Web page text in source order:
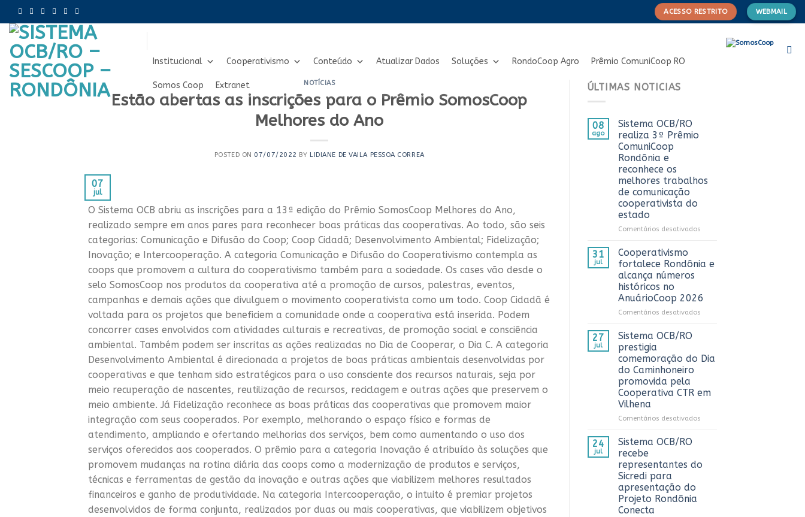
to
content
ACESSO RESTRITO WEBMAIL
Institucional Cooperativismo Conteúdo Atualizar Dados Soluções RondoCoop Agro Prêmio ComuniCoop RO
Somos Coop Extranet NOTÍCIAS
Estão abertas as inscrições para o Prêmio SomosCoop
Melhores do Ano
POSTED ON 07/07/2022 BY LIDIANE DE VAILA PESSOA CORREA
07
jul
O Sistema OCB abriu as inscrições para a 13ª edição do Prêmio SomosCoop Melhores do Ano,
realizado sempre em anos pares para reconhecer boas práticas das cooperativas. Ao todo, são seis
categorias: Comunicação e Difusão do Coop; Coop Cidadã; Desenvolvimento Ambiental; Fidelização;
Inovação; e Intercooperação. A categoria Comunicação e Difusão do Cooperativismo contempla as
coops que promovem a cultura do cooperativismo também para a sociedade. Os cases vão desde o
selo SomosCoop nos produtos da cooperativa até a promoção de cursos, palestras, eventos,
campanhas e demais ações que divulguem o movimento cooperativista como um todo. Coop Cidadã é
voltada para os projetos que beneficiem a comunidade onde a cooperativa está inserida. Podem
concorrer cases envolvidos com atividades culturais e recreativas, de promoção social e consciência
ambiental. Também podem ser inscritas as ações realizadas no Dia de Cooperar, o Dia C. A categoria
Desenvolvimento Ambiental é direcionada a projetos de boas práticas ambientais desenvolvidas por
cooperativas e que tenham sido estratégicos para o uso consciente dos recursos naturais, seja por
meio recuperação de nascentes, reutilização de recursos, reciclagem e outras ações que preservem o
meio ambiente. Já Fidelização reconhece as boas práticas das cooperativas que promovem maior
integração com seus cooperados. Por exemplo, melhorando o espaço físico e formas de
atendimento, ampliando e ofertando melhorias dos serviços, bem como aumentando o uso dos
serviços oferecidos aos cooperados. O prêmio para a categoria Inovação é atribuído às soluções que
promovem mudanças na rotina diária das coops como a modernização de produtos e serviços,
técnicas e ferramentas de gestão da inovação e outras ações que viabilizem melhores resultados
financeiros e ganho de produtividade. Na categoria Intercooperação, o intuito é premiar projetos
desenvolvidos de forma conjunta, realizados por duas ou mais cooperativas, que viabilizem objetivos
ÚLTIMAS NOTICIAS
08
ago
Sistema OCB/RO
realiza 3º Prêmio
ComuniCoop
Rondônia e
reconhece os
melhores trabalhos
de comunicação
cooperativista do
estado
Comentários desativadosem
3º
Rondônia
e
de
do
31
jul
Cooperativismo
fortalece Rondônia e
alcança números
históricos no
AnuárioCoop 2026
Comentários desativadosem
alcança
no
27
jul
Sistema OCB/RO
prestigia
comemoração do Dia
do Caminhoneiro
promovida pela
Cooperativa CTR em
Vilhena
Comentários desativadosem
do
24
jul
Sistema OCB/RO
recebe
representantes do
Sicredi para
apresentação do
Projeto Rondônia
Conecta